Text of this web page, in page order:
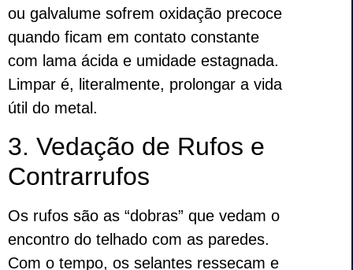
ou galvalume sofrem oxidação precoce
quando ficam em contato constante
com lama ácida e umidade estagnada.
Limpar é, literalmente, prolongar a vida
útil do metal.
3. Vedação de Rufos e
Contrarrufos
Os rufos são as “dobras” que vedam o
encontro do telhado com as paredes.
Com o tempo, os selantes ressecam e